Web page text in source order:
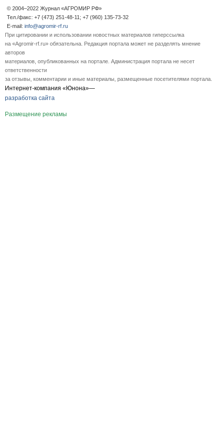
© 2004–2022 Журнал «АГРОМИР РФ»
Тел./факс: +7 (473) 251-48-11; +7 (960) 135-73-32
E-mail: info@agromir-rf.ru
При цитировании и использовании новостных материалов гиперссылка
на «Agromir-rf.ru» обязательна. Редакция портала может не разделять мнение
авторов
материалов, опубликованных на портале. Администрация портала не несет
ответственности
за отзывы, комментарии и иные материалы, размещенные посетителями портала.
Интернет-компания «Юнона»—
разработка сайта
Размещение рекламы